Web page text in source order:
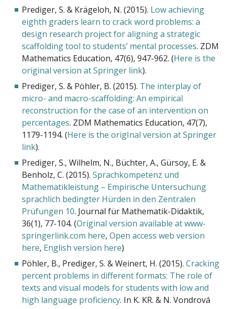
Prediger, S. & Krägeloh, N. (2015). Low achieving
eighth graders learn to crack word problems: a
design research project for aligning a strategic
scaffolding tool to students’ mental processes. ZDM
Mathematics Education, 47(6), 947-962. (Here is the
original version at Springer link).
Prediger, S. & Pöhler, B. (2015). The interplay of
micro- and macro-scaffolding: An empirical
reconstruction for the case of an intervention on
percentages. ZDM Mathematics Education, 47(7),
1179-1194. (Here is the origInal version at Springer
link).
Prediger, S., Wilhelm, N., Büchter, A., Gürsoy, E. &
Benholz, C. (2015).Sprachkompetenz und
Mathematikleistung – Empirische Untersuchung
sprachlich bedingter Hürden in den Zentralen
Prüfungen 10. Journal für Mathematik-Didaktik,
36(1), 77-104. (Original version available at www-
springerlink.com here,Open access web version
here, English version here)
Pöhler, B., Prediger, S. & Weinert, H. (2015).Cracking
percent problems in different formats: The role of
texts and visual models for students with low and
high language proficiency. In K. KR. & N. Vondrová